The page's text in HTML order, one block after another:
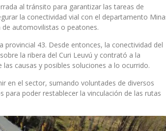
al tránsito para garantizar las tareas de
la conectividad vial con el departamento
automovilistas o peatones.
43. Desde entonces, la conectividad del
la ribera del Curi Leuvú y contrató a la
causas y posibles soluciones a lo ocurrido.
en el sector, sumando voluntades de diversos
poder restablecer la vinculación de las rutas